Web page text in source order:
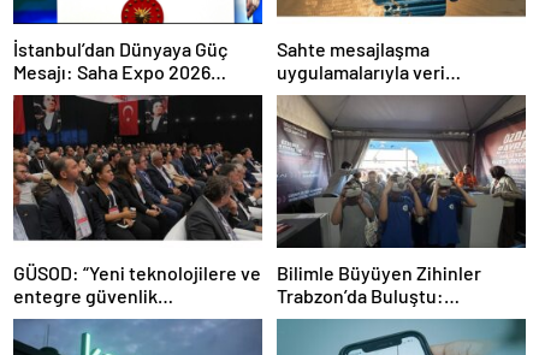
İstanbul’dan Dünyaya Güç
Mesajı: Saha Expo 2026
Rekorlarla Kapılarını Kapattı
Sahte mesajlaşma
uygulamalarıyla veri
sızdırıyorlar- Haber Şafak
GÜSOD: “Yeni teknolojilere ve
entegre güvenlik
sistemlerine önem artacak”-
Haber Şafak
Bilimle Büyüyen Zihinler
Trabzon’da Buluştu:
STEAMFEST’te Bilim Rüzgârı
Esti!- Haber Şafak